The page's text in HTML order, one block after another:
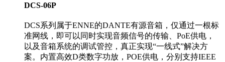
DCS-06P
DCS系列属于ENNE的DANTE有源音箱，仅通过一根标
准网线，即可以同时实现音频信号的传输、PoE供电，
以及音箱系统的调试管控，真正实现“一线式”解决方
案。内置高效D类数字功放，POE供电，分别支持IEEE